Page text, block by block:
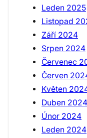
Leden 2025
Listopad
Září 2024
Srpen 2024
Červenec
Červen
Květen
Duben 2024
Únor 2024
Leden 2024